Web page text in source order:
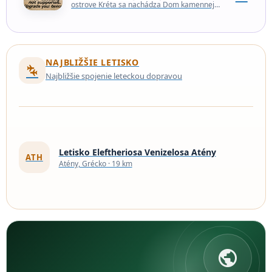
ostrove Kréta sa nachádza Dom kamennej
connecting_airports
NAJBLIŽŠIE LETISKO
Najbližšie spojenie leteckou dopravou
ATH Letisko Eleftheriosa Venizelosa Atény
Atény, Grécko · 19 km
public